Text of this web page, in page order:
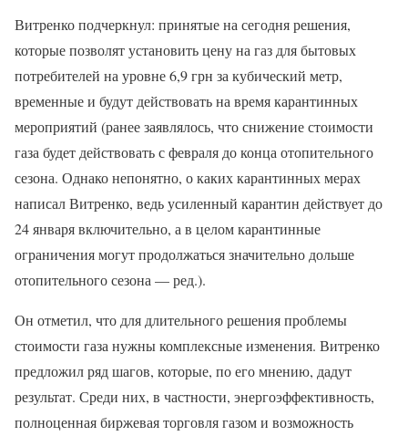
Витренко подчеркнул: принятые на сегодня решения,
которые позволят установить цену на газ для бытовых
потребителей на уровне 6,9 грн за кубический метр,
временные и будут действовать на время карантинных
мероприятий (ранее заявлялось, что снижение стоимости
газа будет действовать с февраля до конца отопительного
сезона. Однако непонятно, о каких карантинных мерах
написал Витренко, ведь усиленный карантин действует до
24 января включительно, а в целом карантинные
ограничения могут продолжаться значительно дольше
отопительного сезона — ред.).
Он отметил, что для длительного решения проблемы
стоимости газа нужны комплексные изменения. Витренко
предложил ряд шагов, которые, по его мнению, дадут
результат. Среди них, в частности, энергоэффективность,
полноценная биржевая торговля газом и возможность